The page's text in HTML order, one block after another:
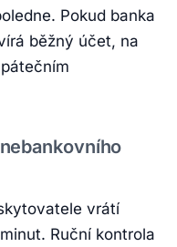
Pokud banka
běžný účet, na
vrátí
Ruční kontrola